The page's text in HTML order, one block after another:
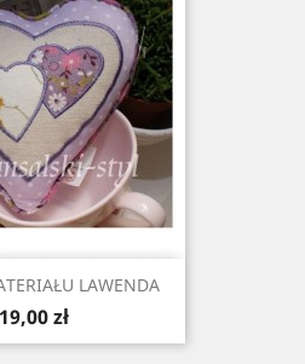
LAWENDA
Cena
19,00 zł